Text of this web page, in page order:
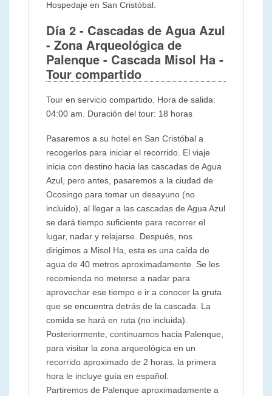
Hospedaje en San Cristóbal.
Día 2 - Cascadas de Agua Azul
- Zona Arqueológica de
Palenque - Cascada Misol Ha -
Tour compartido
Tour en servicio compartido. Hora de salida:
04:00 am. Duración del tour: 18 horas
Pasaremos a su hotel en San Cristóbal a
recogerlos para iniciar el recorrido. El viaje
inicia con destino hacia las cascadas de Agua
Azul, pero antes, pasaremos a la ciudad de
Ocosingo para tomar un desayuno (no
incluido), al llegar a las cascadas de Agua Azul
se dará tiempo suficiente para recorrer el
lugar, nadar y relajarse. Después, nos
dirigimos a Misol Ha, esta es una caída de
agua de 40 metros aproximadamente. Se les
recomienda no meterse a nadar para
aprovechar ese tiempo e ir a conocer la gruta
que se encuentra detrás de la cascada. La
comida se hará en ruta (no incluida).
Posteriormente, continuamos hacia Palenque,
para visitar la zona arqueológica en un
recorrido aproximado de 2 horas, la primera
hora le incluye guía en español.
Partiremos de Palenque aproximadamente a